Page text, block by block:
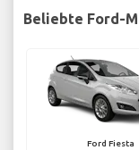
Beliebte Ford-
Ford Fiesta